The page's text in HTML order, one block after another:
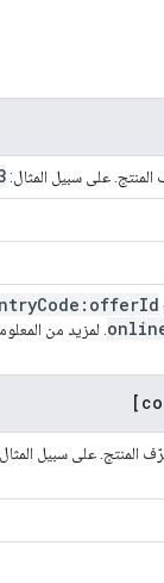
على سبيل المثال:
Code:offerId
. لمزيد من
المنتج. على سبيل